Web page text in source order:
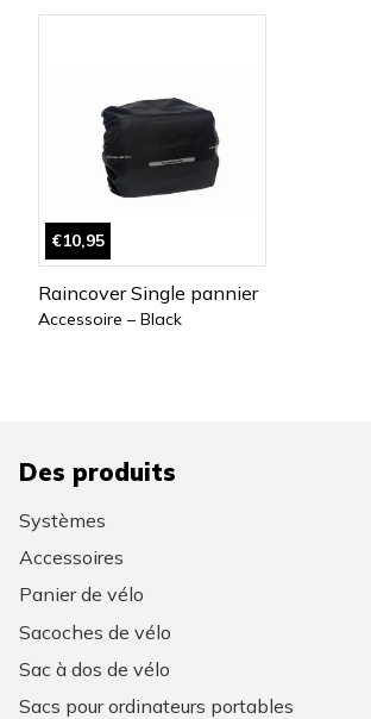
€10,95
Raincover Single pannier
Accessoire – Black
Des produits
Systèmes
Accessoires
Panier de vélo
Sacoches de vélo
Sac à dos de vélo
Sacs pour ordinateurs portables